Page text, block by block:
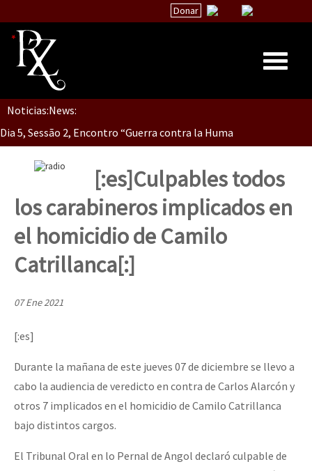
Donar
Inicio
Quiénes Somos
La palabra del EZLN
TEMAS
Chiapas
México
Latinoamérica
La Sexta
AutonomÍa y Resistencia
Megaproyectos
Migración
Noticias:News:
Dia 5, Sessão 2, Encontro “Guerra contra la Humanidad”
Dia 5, sessão 1, do Encontro “Guerra contra a Humanidade”(As
Dia 3 do Encontro “Guerra contra a Humanidade”
Dia 2 do Encontro “Guerra contra a Humanidad”
Dia 1: Encontro “Guerra contra a Humanidade”
[:es]Culpables todos
los carabineros implicados en
el homicidio de Camilo
Catrillanca[:]
07 Ene 2021
[:es]
Durante la mañana de este jueves 07 de diciembre se llevo a
cabo la audiencia de veredicto en contra de Carlos Alarcón y
otros 7 implicados en el homicidio de Camilo Catrillanca
bajo distintos cargos.
El Tribunal Oral en lo Pernal de Angol declaró culpable de